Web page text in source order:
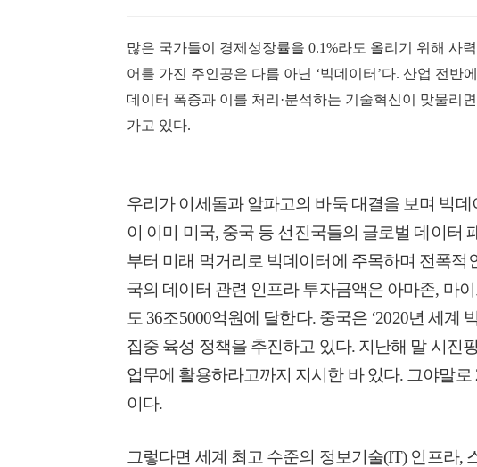
많은 국가들이 경제성장률을 0.1%라도 올리기 위해 사
어를 가진 주인공은 다름 아닌 ‘빅데이터’다. 산업 전반
데이터 폭증과 이를 처리·분석하는 기술혁신이 맞물리
가고 있다.
우리가 이세돌과 알파고의 바둑 대결을 보며 빅
이 이미 미국, 중국 등 선진국들의 글로벌 데이터
부터 미래 먹거리로 빅데이터에 주목하며 전폭적
국의 데이터 관련 인프라 투자금액은 아마존, 마
도 36조5000억원에 달한다. 중국은 ‘2020년 세계
집중 육성 정책을 추진하고 있다. 지난해 말 시진
업무에 활용하라고까지 지시한 바 있다. 그야말
이다.
그렇다면 세계 최고 수준의 정보기술(IT) 인프라,